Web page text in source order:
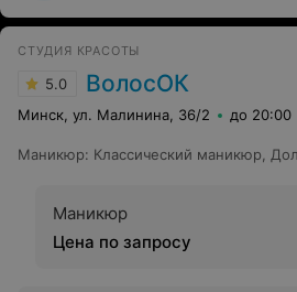
СТУДИЯ КРАСОТЫ
5.0 ВолосОК
Минск, ул. Малинина, 36/2 до 20:00
Маникюр: Классический маникюр,
Маникюр
Цена по запросу